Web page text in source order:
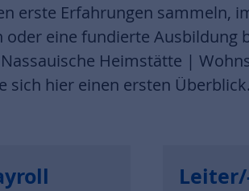
erste Erfahrungen sammeln,
eine fundierte Ausbildung
Heimstätte |
sich hier einen ersten Überblick.